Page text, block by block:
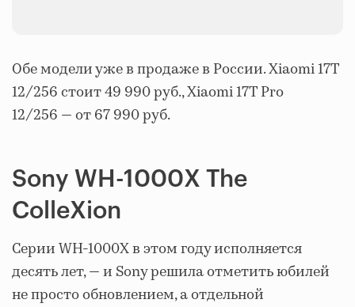
Обе модели уже в продаже в России. Xiaomi 17T
12/256 стоит 49 990 руб., Xiaomi 17T Pro
12/256 — от 67 990 руб.
Sony WH-1000X The
ColleXion
Серии WH-1000X в этом году исполняется
десять лет, — и Sony решила отметить юбилей
не просто обновлением, а отдельной